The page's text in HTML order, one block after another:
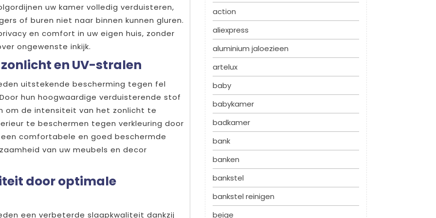
uw kamer volledig verduisteren,
of buren niet naar binnen kunnen gluren.
en comfort in uw eigen huis, zonder
ongewenste inkijk.
en UV-stralen
uitstekende bescherming tegen fel
hun hoogwaardige verduisterende stof
om de intensiteit van het zonlicht te
te beschermen tegen verkleuring door
comfortabele en goed beschermde
van uw meubels en decor
door optimale
een verbeterde slaapkwaliteit dankzij
action
aliexpress
aluminium jaloezieen
artelux
baby
babykamer
badkamer
bank
banken
bankstel
bankstel reinigen
beige